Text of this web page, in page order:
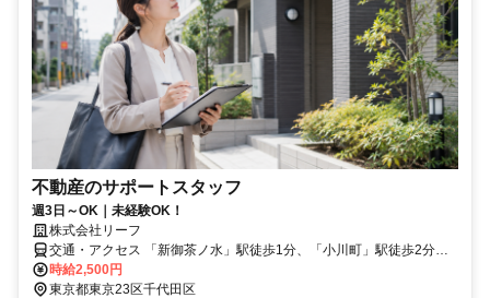
不動産のサポートスタッフ
週3日～OK｜未経験OK！
株式会社リーフ
交通・アクセス 「新御茶ノ水」駅徒歩1分、「小川町」駅徒歩2分、
「淡路町」駅徒歩4分、ほか「神保町」や「神田」駅なども便利です
時給2,500円
東京都東京23区千代田区